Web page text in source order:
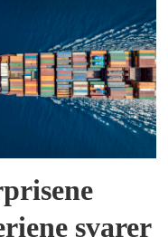
svarer